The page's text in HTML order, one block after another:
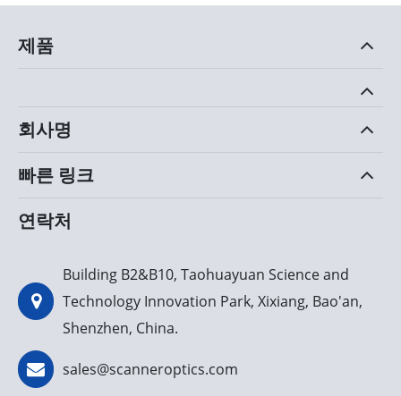
제품
회사명
빠른 링크
연락처
Building B2&B10, Taohuayuan Science and
Technology Innovation Park, Xixiang, Bao'an,
Shenzhen, China.
sales@scanneroptics.com